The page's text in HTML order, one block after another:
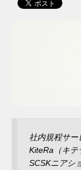
社内規程サー
KiteRa（キテ
SCSKニアシ